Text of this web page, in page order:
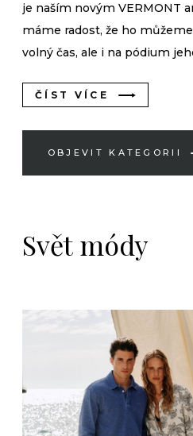
je naším novým VERMONT
máme radost, že ho
volný čas, ale i na pódium
ČÍST VÍCE
OBJEVIT KATEGORII
Svět módy